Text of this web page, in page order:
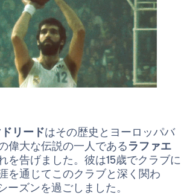
リードはその歴史とヨーロッパバ
偉大な伝説の一人であるラファエ
を告げました。彼は15歳でクラブに
を通じてこのクラブと深く関わ
ーズンを過ごしました。